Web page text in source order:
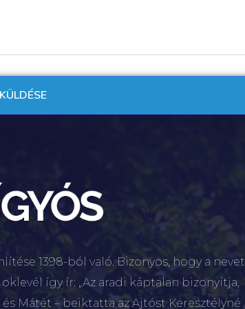
1398-ból való. Bizonyos, hogy a nevet
így ír: „Az aradi káptalan bizonyítja,
Mátét – beiktatta az Ajtóst Keresztélyné